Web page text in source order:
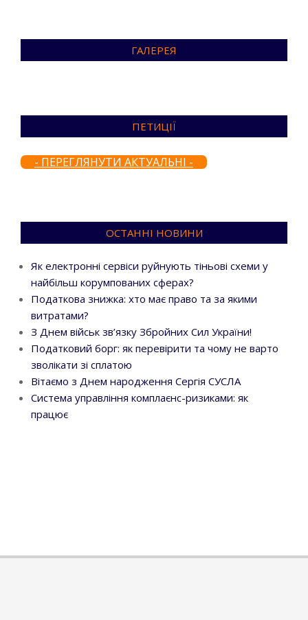
ГАЛЕРЕЯ
ПЕТИЦІЇ
- ПЕРЕГЛЯНУТИ АКТУАЛЬНІ -
ОСТАННІ НОВИНИ
Як електронні сервіси руйнують тіньові схеми у
найбільш корумпованих сферах?
Податкова знижка: хто має право та за якими
витратами?
З Днем військ зв’язку Збройних Сил України!
Податковий борг: як перевірити та чому не варто
зволікати зі сплатою
Вітаємо з Днем народження Сергія СУСЛА
Система управління комплаєнс-ризиками: як
працює